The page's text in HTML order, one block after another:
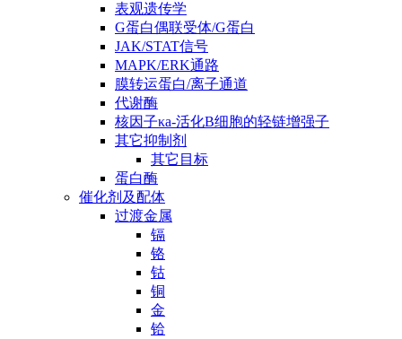
表观遗传学
G蛋白偶联受体/G蛋白
JAK/STAT信号
MAPK/ERK通路
膜转运蛋白/离子通道
代谢酶
核因子κa-活化B细胞的轻链增强子
其它抑制剂
其它目标
蛋白酶
催化剂及配体
过渡金属
镉
铬
钴
铜
金
铪